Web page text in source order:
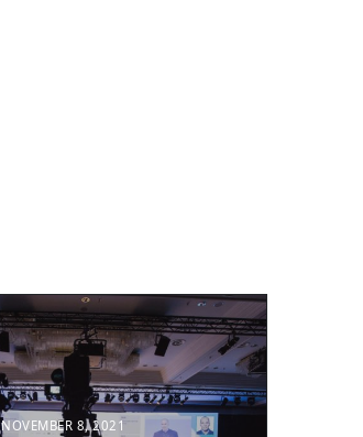
NOVEMBER 8, 2021